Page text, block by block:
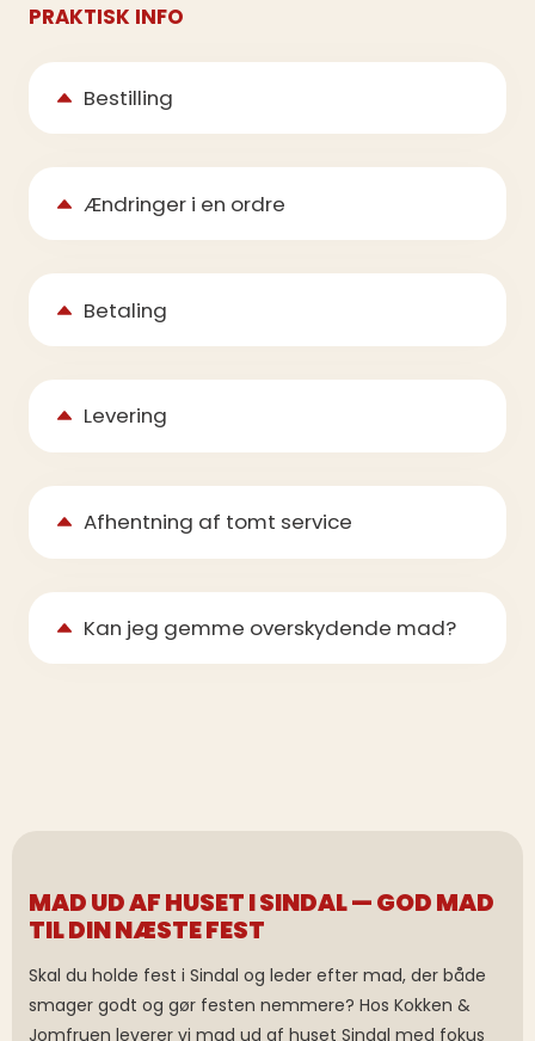
PRAKTISK INFO
Bestilling
Ændringer i en ordre
Betaling
Levering
Afhentning af tomt service
Kan jeg gemme overskydende mad?
MAD UD AF HUSET I SINDAL — GOD MAD
TIL DIN NÆSTE FEST
Skal du holde fest i Sindal og leder efter mad, der både
smager godt og gør festen nemmere? Hos Kokken &
Jomfruen leverer vi mad ud af huset Sindal med fokus